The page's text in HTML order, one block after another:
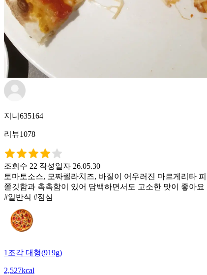
지니635164
리뷰1078
조회수 22 작성일자 26.05.30
토마토소스, 모짜렐라치즈, 바질이 어우러진 마르게리타
쫄깃함과 촉촉함이 있어 담백하면서도 고소한 맛이 좋아요
#일반식 #점심
1조각 대형(919g)
2,527kcal